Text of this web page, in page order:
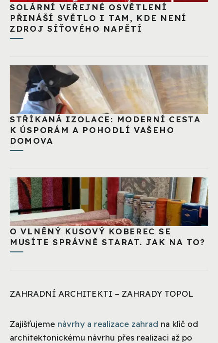
SOLÁRNÍ VEŘEJNÉ OSVĚTLENÍ
PŘINÁŠÍ SVĚTLO I TAM, KDE NENÍ
ZDROJ SÍŤOVÉHO NAPĚTÍ
STŘÍKANÁ IZOLACE: MODERNÍ CESTA
K ÚSPORÁM A POHODLÍ VAŠEHO
DOMOVA
O VLNĚNÝ KUSOVÝ KOBEREC SE
MUSÍTE SPRÁVNĚ STARAT. JAK NA TO?
ZAHRADNÍ ARCHITEKTI – ZAHRADY TOPOL
Zajišťujeme návrhy a realizace zahrad na klíč od
architektonickému návrhu přes realizaci až po